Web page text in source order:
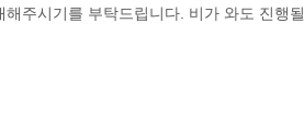
주시기를 부탁드립니다. 비가 와도 진행될